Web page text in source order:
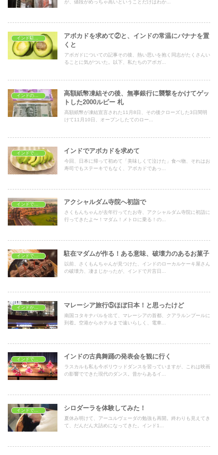
が、値段がめっちゃ高いということだけはわか...
アボカドを求めて②と、インドの常温にバナナを置
くと
アボガドについての記事その後、熱い思いを抱く同志がたくさんい
ることに気がついた。以下、私たちのアボガ...
高額紙幣凍結その後、無事銀行に襲撃をかけてゲッ
トした2000ルピー 札
高額紙幣が凍結宣言された11月8日、その後クローズした3日間明
けて11月10日、オープンしたてのロー...
インドでアボカドを求めて
今回、日本に帰って初めて「美味しくて泣けた」食べ物、それはお
寿司でもステーキでもなく、アボカドであっ...
インドで学ぶ アクシャルダム寺院へ初詣で
さくもんちゃんが去年行ってたお寺、アクシャルダム寺院に初詣に
行ってきたよ〜！マダム！メトロに乗る！の...
インドでおうちごはん 駐在マダムが作る！ある意味、破壊力のあるお菓子
以前、さくもんちゃんが見つけた、インドのローカルケーキ屋さん
の破壊力、凄まじかったが、インドで片言日...
マレーシア旅行⑤ほぼ日本！と思ったけど
南国コタキナバルを出て、マレーシアの首都、クアラルンプールに
到着。空港からホテルまで遠いらしく、電車...
インドの古典舞踊の発表会を観に行く
ラスカルも私も今ボリウッドダンスを習っていますが、これは映画
の影響でできた現代のダンス。昔からあるイ...
インドで美容と健康 シロダーラを体験してみた！
夏休み明けて、アーユルヴェーダの勉強も再開。終わりも見えてき
て、だんだん大詰めになってきた。インド1...